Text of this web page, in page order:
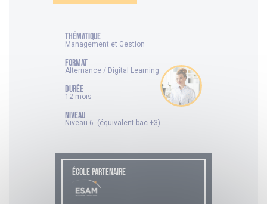
thématique
Management et Gestion
FORMAT
Alternance / Digital Learning
DURÉE
12 mois
NIVEAU
Niveau 6 (équivalent bac +3)
ÉCOLE PARTENAIRE